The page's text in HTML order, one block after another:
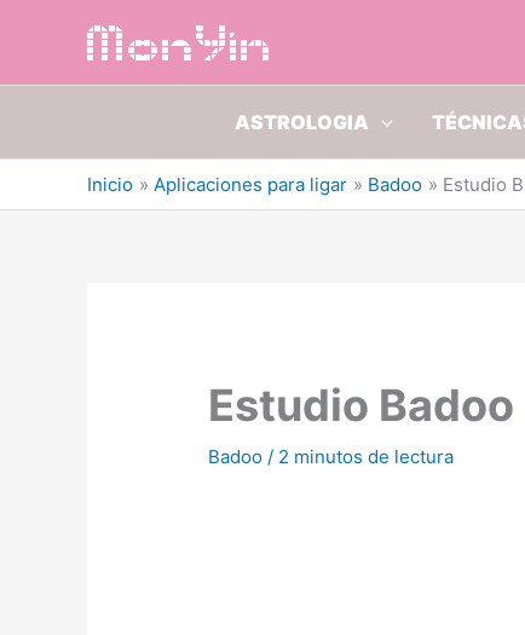
ASTROLOGIA
Inicio Aplicaciones para ligar Badoo Estudio
Estudio Badoo
Badoo / 2 minutos de lectura